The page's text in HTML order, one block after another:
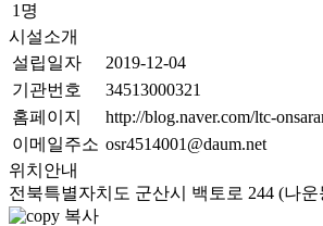
1명
시설소개
설립일자
2019-12-04
기관번호
34513000321
홈페이지
http://blog.naver.com/ltc-
이메일주소 osr4514001@daum.net
위치안내
전북특별자치도 군산시 백토로 244 (나
복사